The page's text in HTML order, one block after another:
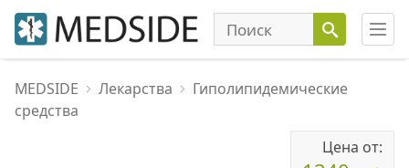
MEDSIDE Лекарства
Гиполипидемические
средства
Цена от: